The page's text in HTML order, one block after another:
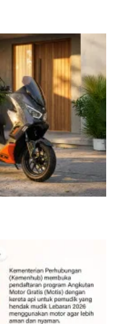
motor listrik di